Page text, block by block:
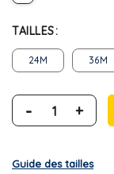
TAILLES
24M 36M
- +
Guide des tailles